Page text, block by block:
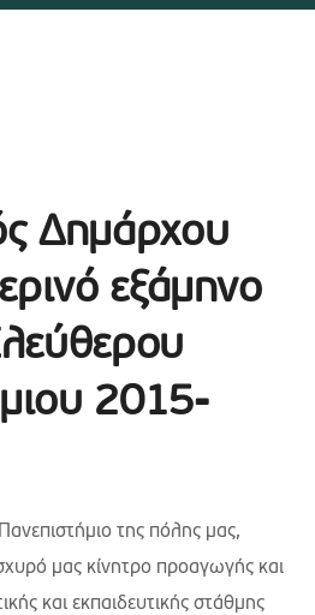
Δημάρχου
εξάμηνο
2015-
της πόλης μας,
μας κίνητρο προαγωγής και
και εκπαιδευτικής στάθμης